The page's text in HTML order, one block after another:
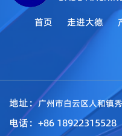
首页 走进大德
地址：广州市白云区人和镇
电话：+86 18922315528